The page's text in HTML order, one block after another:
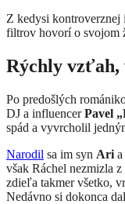
Z kedysi kontroverznej
filtrov hovorí o svojom
Rýchly vzťah,
Po predošlých
DJ a influencerPavel
spád a vyvrcholil
Narodil sa im syn Ari
však Ráchel nezmizla
zdieľa takmer všetko,
Nedávno si dokonca